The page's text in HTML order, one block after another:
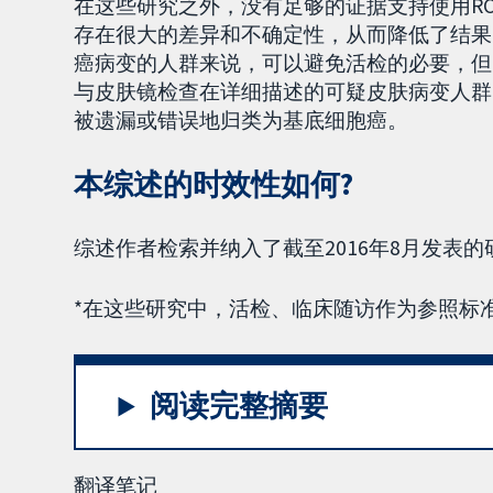
在这些研究之外，没有足够的证据支持使用
存在很大的差异和不确定性，从而降低了结
癌病变的人群来说，可以避免活检的必要，
与皮肤镜检查在详细描述的可疑皮肤病变人
被遗漏或错误地归类为基底细胞癌。
本综述的时效性如何?
综述作者检索并纳入了截至2016年8月发表的
*在这些研究中，活检、临床随访作为参照标
阅读完整摘要
翻译笔记